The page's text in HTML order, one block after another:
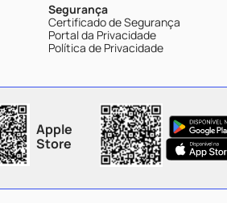
Segurança
Certificado de Segurança
Portal da Privacidade
Política de Privacidade
Apple
Store